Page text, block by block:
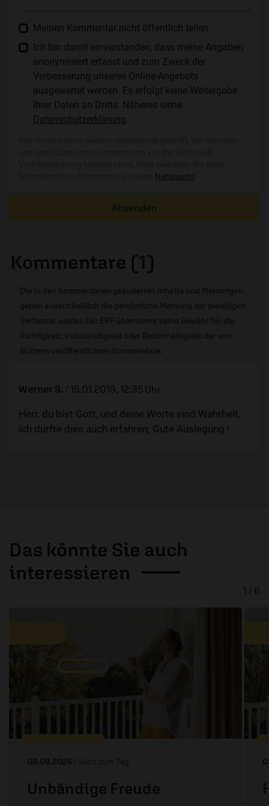
Meinen Kommentar nicht öffentlich teilen.
Ich bin damit einverstanden, dass meine Angaben
anonymisiert erfasst und zum Zweck der
Verbesserung unseres Online-Angebots
ausgewertet werden. Es erfolgt keine Weitergabe
Ihrer Daten an Dritte. Näheres siehe
Datenschutzerklärung
Netiquette
Absenden
Kommentare (1)
Die in den Kommentaren geäußerten Inhalte und Meinungen
geben ausschließlich die persönliche Meinung der jeweiligen
Verfasser wieder. Der ERF übernimmt keine Gewähr für die
Richtigkeit, Vollständigkeit oder Rechtmäßigkeit der von
Nutzern veröffentlichten Kommentare.
Werner S. / 15.01.2019, 12:35 Uhr
Herr, du bist Gott, und deine Worte sind Wahrheit,
ich durfte dies auch erfahren; Gute Auslegung !
Das könnte Sie auch
interessieren
06.08.2026 / Wort zum Tag
Unbändige Freude
1 / 6